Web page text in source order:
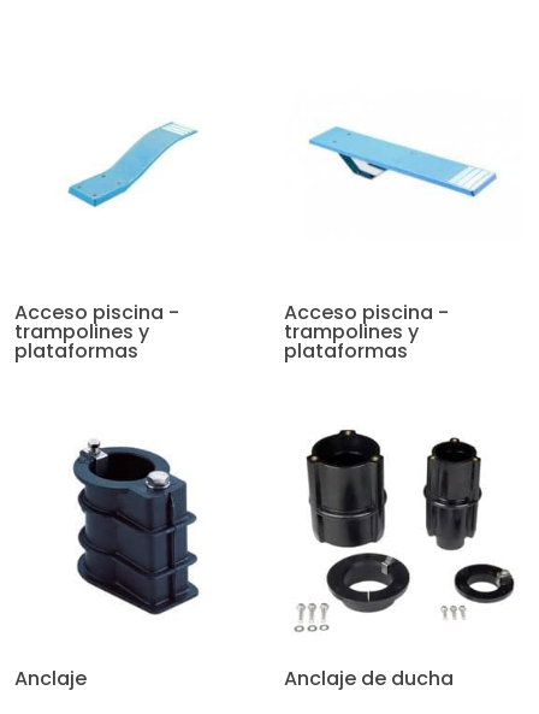
Acceso piscina -
trampolines y
plataformas
Acceso piscina -
trampolines y
plataformas
Anclaje Anclaje de ducha